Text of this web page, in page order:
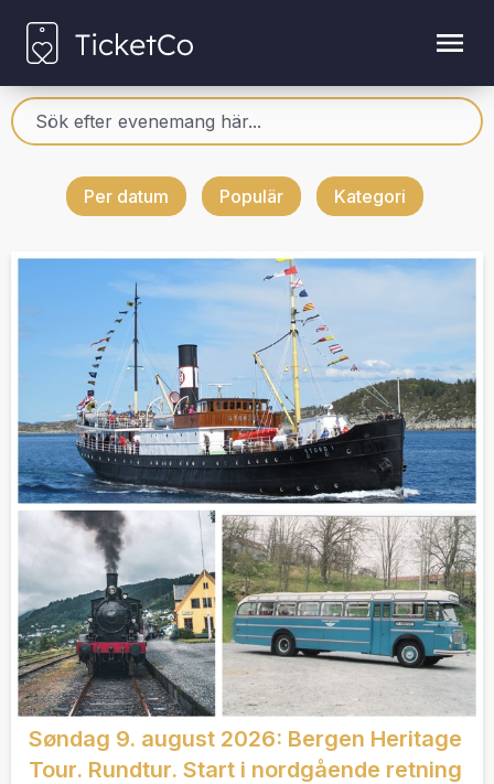
Per datum Populär Kategori
Søndag 9. august 2026: Bergen Heritage
Tour. Rundtur. Start i nordgående retning